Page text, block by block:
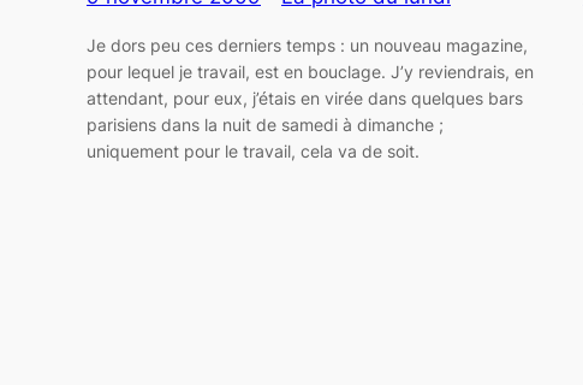
Je dors peu ces derniers temps : un nouveau magazine,
pour lequel je travail, est en bouclage. J’y reviendrais, en
attendant, pour eux, j’étais en virée dans quelques bars
parisiens dans la nuit de samedi à dimanche ;
uniquement pour le travail, cela va de soit.